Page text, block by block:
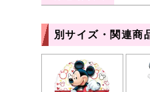
別サイズ・関連商